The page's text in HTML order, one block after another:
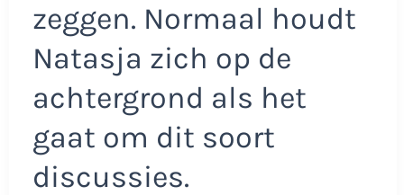
zeggen. Normaal houdt
Natasja zich op de
achtergrond als het
gaat om dit soort
discussies.